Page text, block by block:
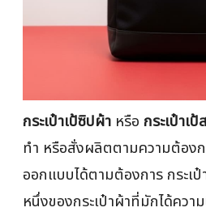
กระเป๋าเป้ซิปผ้า หรือ กระเป๋าเ
ทำ หรือสั่งผลิตตามความต้อง
ออกแบบได้ตามต้องการ กระเ
หนึ่งของกระเป๋าผ้าที่มักได้ควา